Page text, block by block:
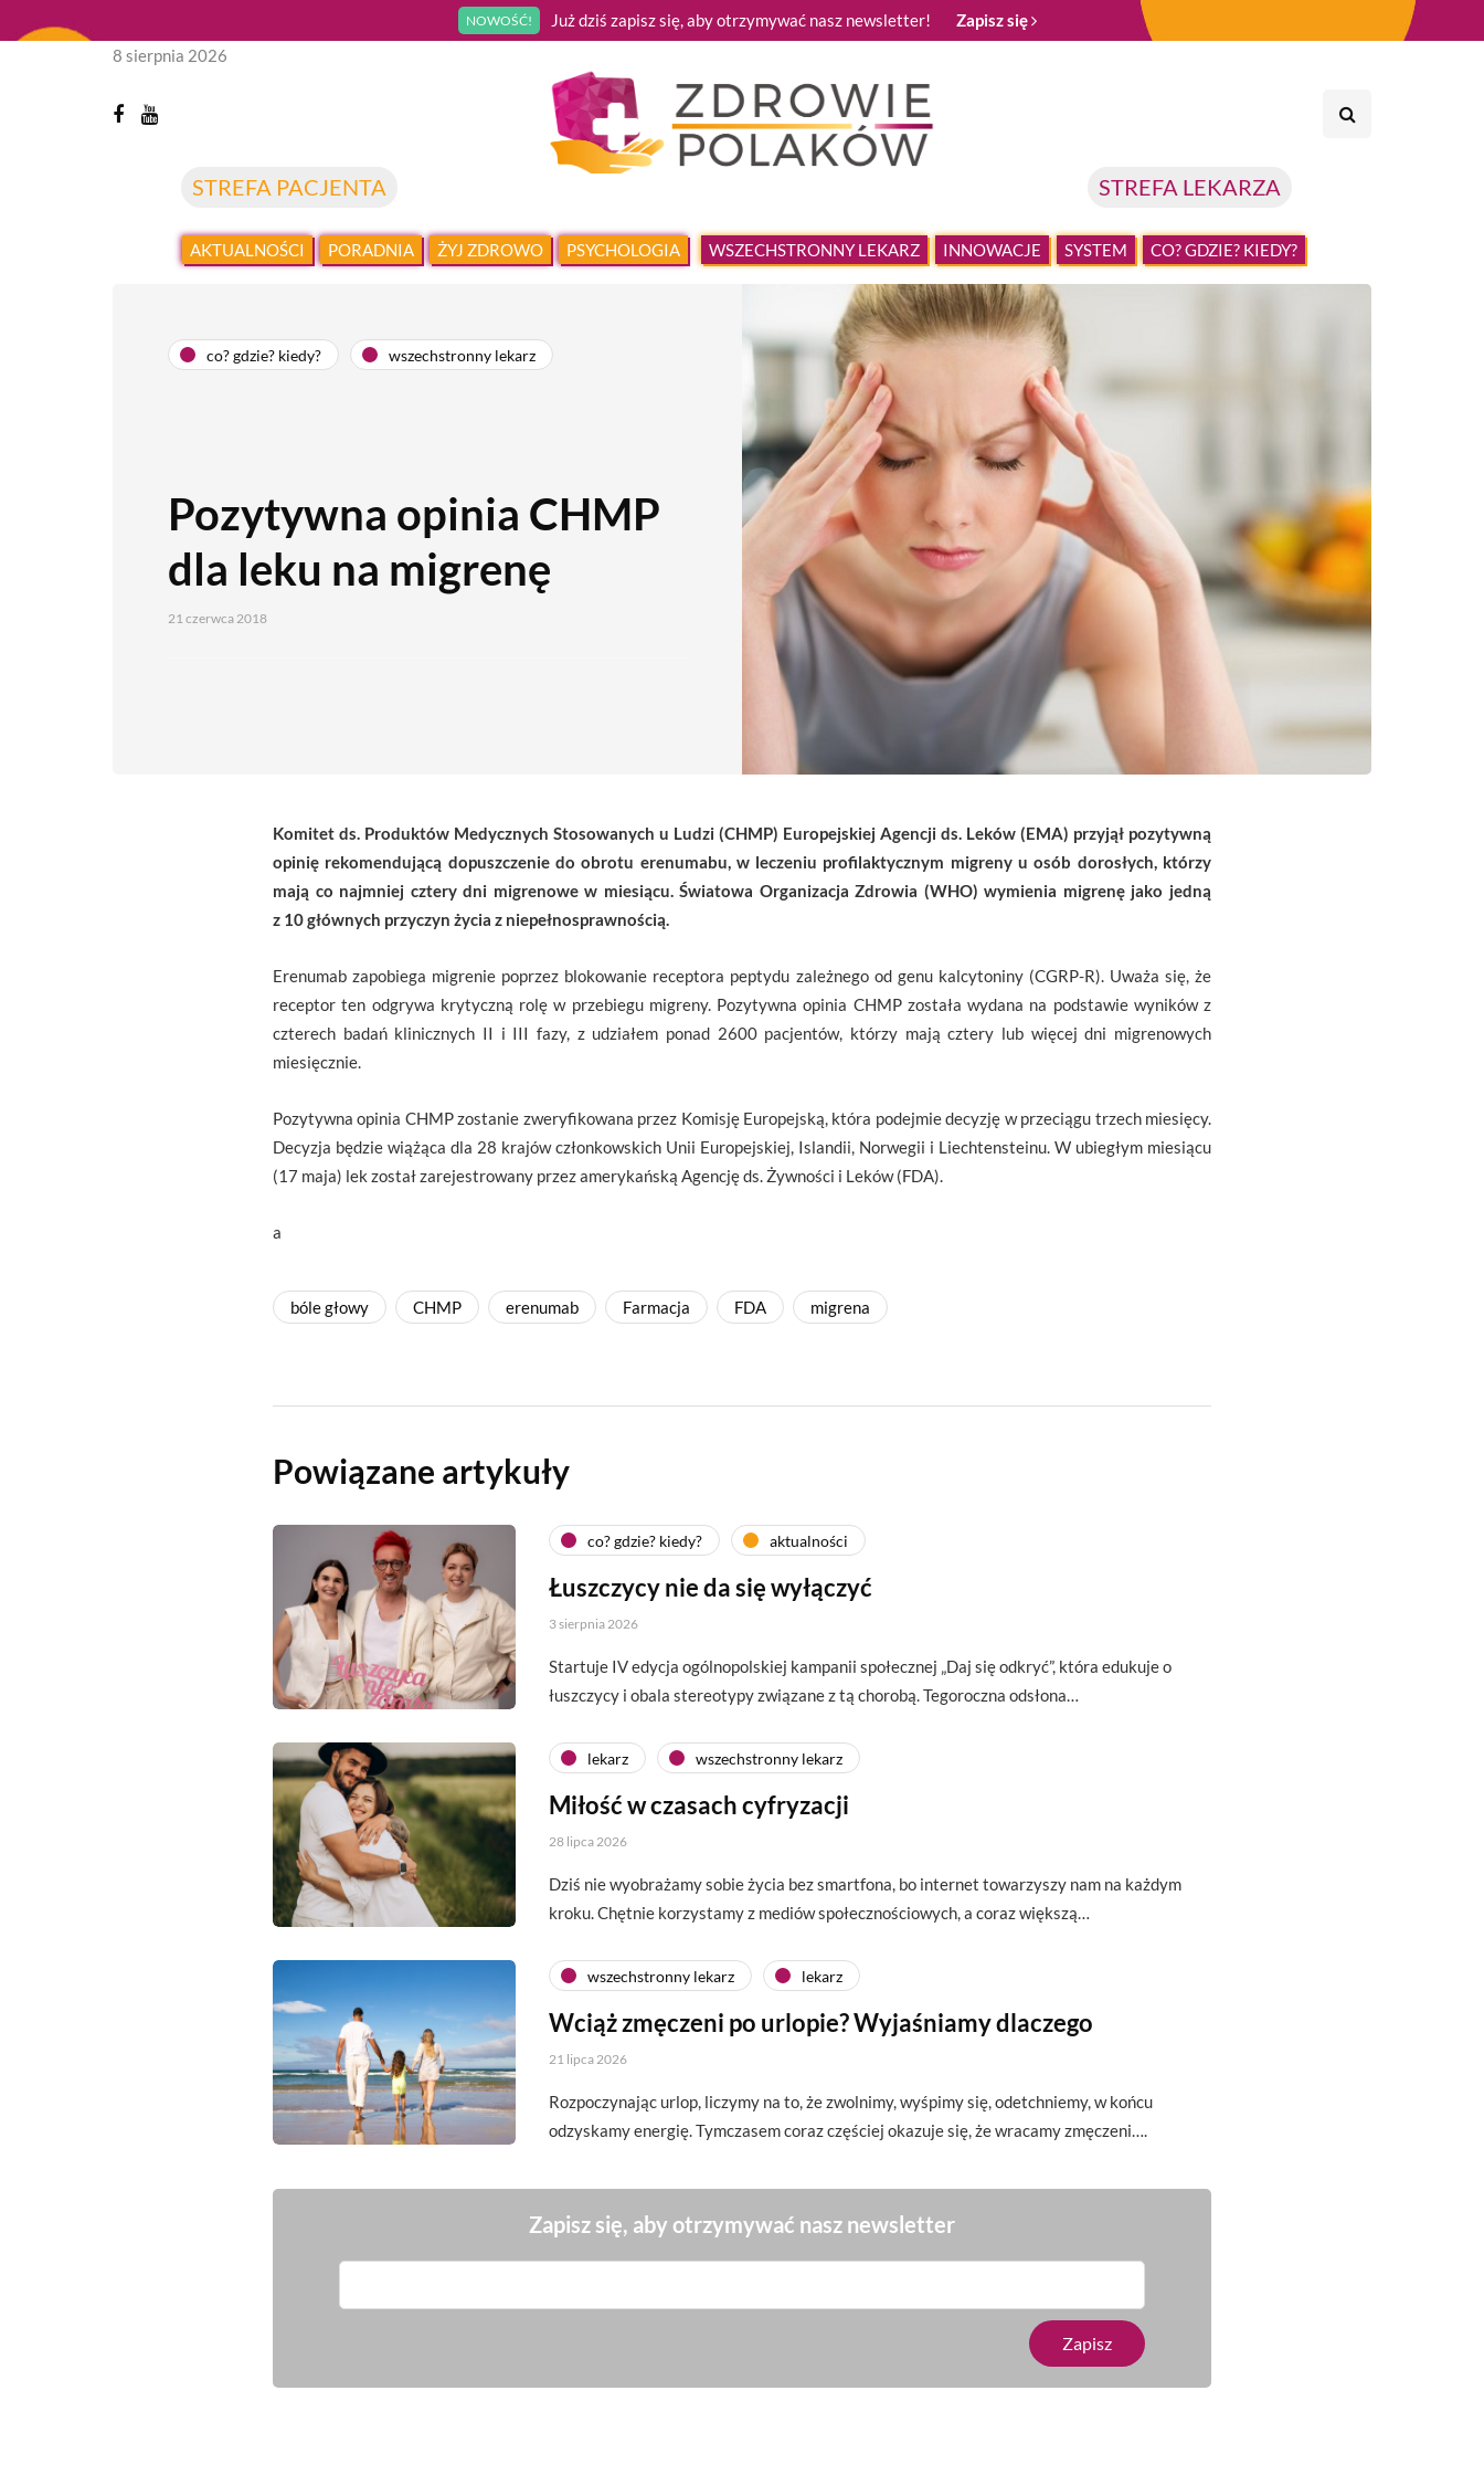
NOWOŚĆ! Już dziś zapisz się, aby otrzymywać nasz newsletter! Zapisz się
STREFA PACJENTA STREFA LEKARZA
8 sierpnia 2026
AKTUALNOŚCI PORADNIA ŻYJ ZDROWO PSYCHOLOGIA WSZECHSTRONNY LEKARZ INNOWACJE SYSTEM CO? GDZIE? KIEDY?
co? gdzie? kiedy? wszechstronny lekarz
Pozytywna opinia CHMP
dla leku na migrenę
21 czerwca 2018
Komitet ds. Produktów Medycznych Stosowanych u Ludzi (CHMP) Europejskiej Agencji ds. Leków (EMA) przyjął pozytywną
opinię rekomendującą dopuszczenie do obrotu erenumabu, w leczeniu profilaktycznym migreny u osób dorosłych, którzy
mają co najmniej cztery dni migrenowe w miesiącu. Światowa Organizacja Zdrowia (WHO) wymienia migrenę jako jedną
z 10 głównych przyczyn życia z niepełnosprawnością.
Erenumab zapobiega migrenie poprzez blokowanie receptora peptydu zależnego od genu kalcytoniny (CGRP-R). Uważa się, że
receptor ten odgrywa krytyczną rolę w przebiegu migreny. Pozytywna opinia CHMP została wydana na podstawie wyników z
czterech badań klinicznych II i III fazy, z udziałem ponad 2600 pacjentów, którzy mają cztery lub więcej dni migrenowych
miesięcznie.
Pozytywna opinia CHMP zostanie zweryfikowana przez Komisję Europejską, która podejmie decyzję w przeciągu trzech miesięcy.
Decyzja będzie wiążąca dla 28 krajów członkowskich Unii Europejskiej, Islandii, Norwegii i Liechtensteinu. W ubiegłym miesiącu
(17 maja) lek został zarejestrowany przez amerykańską Agencję ds. Żywności i Leków (FDA).
a
bóle głowy CHMP erenumab Farmacja FDA migrena
Powiązane artykuły
co? gdzie? kiedy? aktualności
Łuszczycy nie da się wyłączyć
3 sierpnia 2026
Startuje IV edycja ogólnopolskiej kampanii społecznej „Daj się odkryć”, która edukuje o
łuszczycy i obala stereotypy związane z tą chorobą. Tegoroczna odsłona…
lekarz wszechstronny lekarz
Miłość w czasach cyfryzacji
28 lipca 2026
Dziś nie wyobrażamy sobie życia bez smartfona, bo internet towarzyszy nam na każdym
kroku. Chętnie korzystamy z mediów społecznościowych, a coraz większą…
wszechstronny lekarz lekarz
Wciąż zmęczeni po urlopie? Wyjaśniamy dlaczego
21 lipca 2026
Rozpoczynając urlop, liczymy na to, że zwolnimy, wyśpimy się, odetchniemy, w końcu
odzyskamy energię. Tymczasem coraz częściej okazuje się, że wracamy zmęczeni….
Zapisz się, aby otrzymywać nasz newsletter